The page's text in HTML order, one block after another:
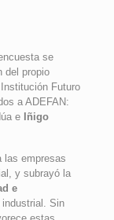
se
del propio
Futuro
a ADEFAN:
e Iñigo
las empresas
y subrayó la
e
Sin